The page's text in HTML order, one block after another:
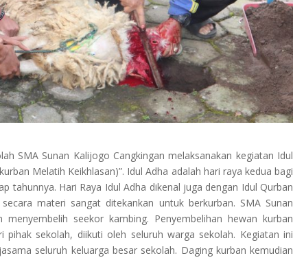
SMA Sunan Kalijogo Cangkingan melaksanakan kegiatan Idul
Melatih Keikhlasan)”. Idul Adha adalah hari raya kedua bagi
tahunnya. Hari Raya Idul Adha dikenal juga dengan Idul Qurban
materi sangat ditekankan untuk berkurban. SMA Sunan
seekor kambing. Penyembelihan hewan kurban
pihak sekolah, diikuti oleh seluruh warga sekolah. Kegiatan ini
seluruh keluarga besar sekolah. Daging kurban kemudian